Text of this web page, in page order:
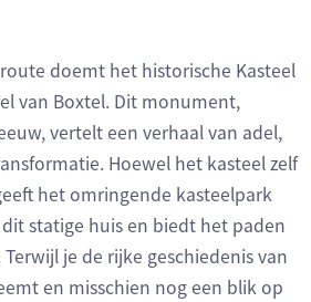
doemt het historische Kasteel
van Boxtel. Dit monument,
vertelt een verhaal van adel,
Hoewel het kasteel zelf
het omringende kasteelpark
statige huis en biedt het paden
je de rijke geschiedenis van
en misschien nog een blik op